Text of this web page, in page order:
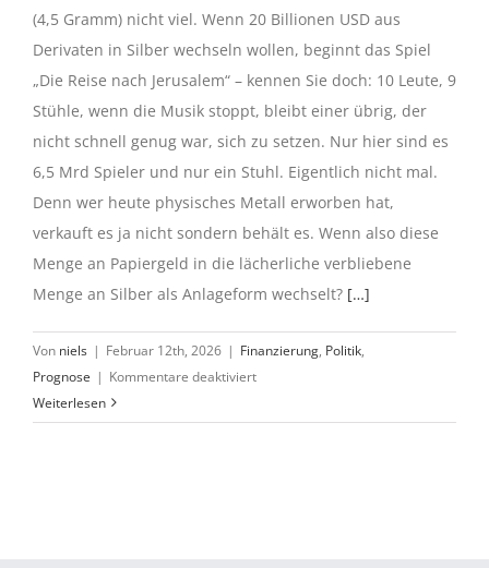
(4,5 Gramm) nicht viel. Wenn 20 Billionen USD aus
Derivaten in Silber wechseln wollen, beginnt das Spiel
„Die Reise nach Jerusalem“ – kennen Sie doch: 10 Leute, 9
Stühle, wenn die Musik stoppt, bleibt einer übrig, der
nicht schnell genug war, sich zu setzen. Nur hier sind es
6,5 Mrd Spieler und nur ein Stuhl. Eigentlich nicht mal.
Denn wer heute physisches Metall erworben hat,
verkauft es ja nicht sondern behält es. Wenn also diese
Menge an Papiergeld in die lächerliche verbliebene
Menge an Silber als Anlageform wechselt? […]
Von niels | Februar 12th, 2026 | Finanzierung, Politik,
Prognose | Kommentare deaktiviertfür
Reise
Weiterlesen